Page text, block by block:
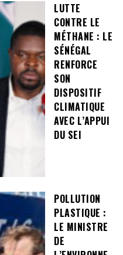
LUTTE
CONTRE LE
MÉTHANE : LE
SÉNÉGAL
RENFORCE
SON
DISPOSITIF
CLIMATIQUE
AVEC L’APPUI
DU SEI
POLLUTION
PLASTIQUE :
LE MINISTRE
DE